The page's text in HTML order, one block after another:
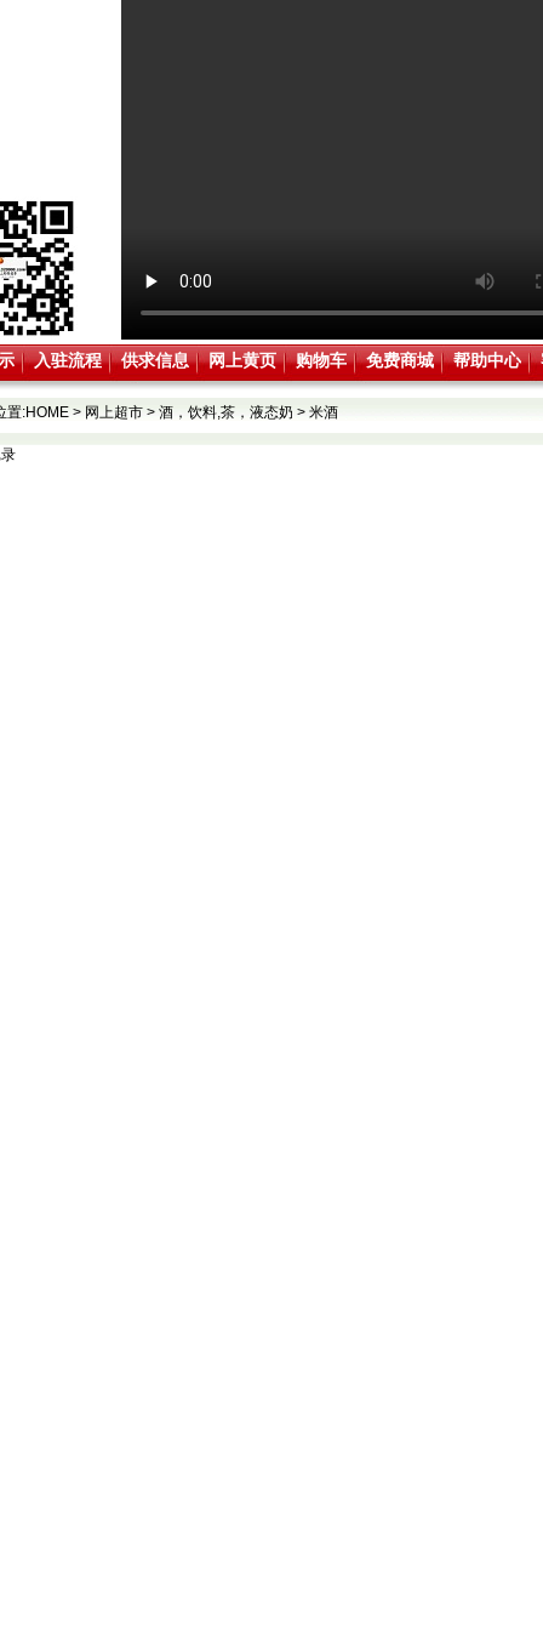
入驻流程 供求信息 网上黄页 购物车 免费商城 帮助中心
置:HOME> 网上超市> 酒，饮料,茶，液态奶 > 米酒